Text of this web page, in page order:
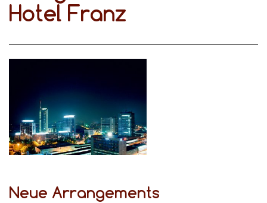
Hotel Franz
Neue Arrangements